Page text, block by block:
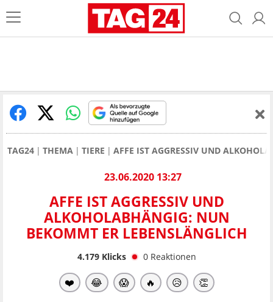
TAG24 THEMA TIERE AFFE IST AGGRESSIV UND
23.06.2020 13:27
AFFE IST AGGRESSIV UND
ALKOHOLABHÄNGIG: NUN
BEKOMMT ER LEBENSLÄNGLICH
4.179Klicks 0 Reaktionen
❤️ 😂 😱 🔥 😥 👏